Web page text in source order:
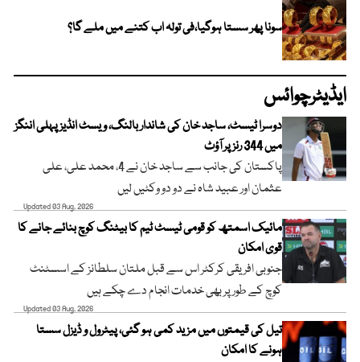
سونا پھر سستا ہوگیا،فی تولہ اب کتنے میں ملے گا؟
ایڈیٹرچوائس
دوسرا ٹیسٹ، ساجد خان کی شاندار بالنگ، ویسٹ انڈیز پہلی اننگز
میں 344 رنز پر آؤٹ
پاکستان کی جانب سے ساجد خان نے 4، محمد علی، علی
عثمان اور عبید شاہ نے دو دو وکٹیں لیں
Updated 03 Aug, 2026
مائیک اسمتھ کو قومی ٹیسٹ ٹیم کا بیٹنگ کوچ بنائے جانے کا
قوی امکان
جنوبی افریقی کرکٹر اس سے قبل ملتان سلطانز کے اسسٹنٹ
کوچ کے طور پر بھی خدمات انجام دے چکے ہیں
Updated 03 Aug, 2026
تیل کی قیمتوں میں مزید کمی ہو گئی، پیٹرول و ڈیزل سستا
ہونے کا امکان